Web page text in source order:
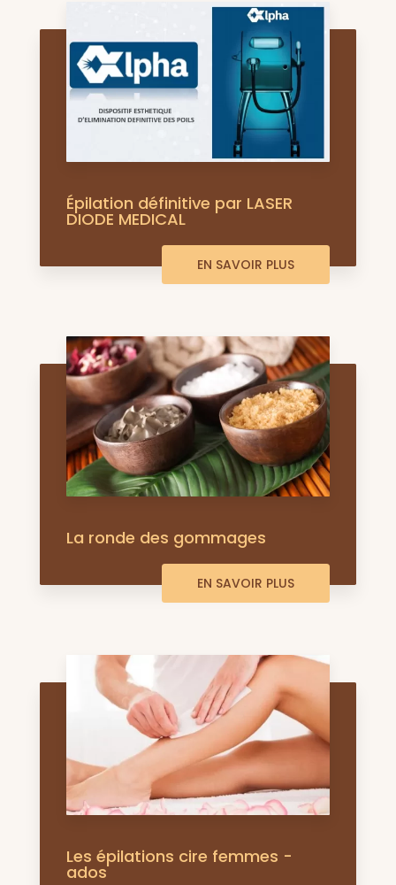
Épilation définitive par LASER
DIODE MEDICAL
EN SAVOIR PLUS
La ronde des gommages
EN SAVOIR PLUS
Les épilations cire femmes -
ados